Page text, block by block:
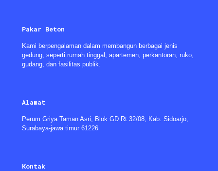
Pakar Beton
Kami berpengalaman dalam membangun berbagai jenis
gedung, seperti rumah tinggal, apartemen, perkantoran, ruko,
gudang, dan fasilitas publik.
Alamat
Perum Griya Taman Asri, Blok GD Rt 32/08, Kab. Sidoarjo,
Surabaya-jawa timur 61226
Kontak